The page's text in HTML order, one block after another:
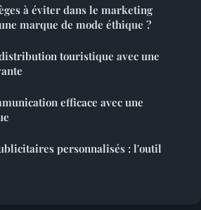
à éviter dans le marketing
marque de mode éthique ?
touristique avec une
efficace avec une
personnalisés : l'outil